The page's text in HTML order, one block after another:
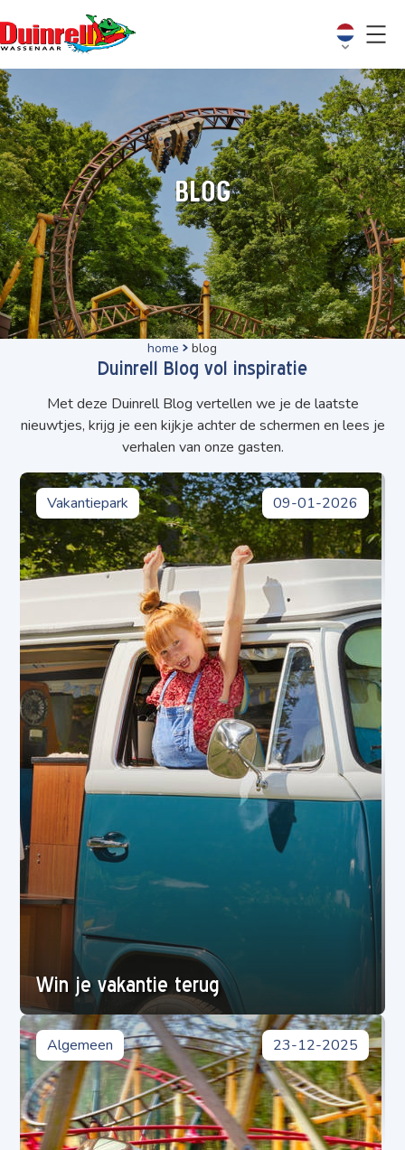
Blog
home blog
Duinrell Blog vol inspiratie
Met deze Duinrell Blog vertellen we je de laatste
nieuwtjes, krijg je een kijkje achter de schermen en lees je
verhalen van onze gasten.
Win je vakantie terug
Vakantiepark 09-01-2026
Algemeen 23-12-2025